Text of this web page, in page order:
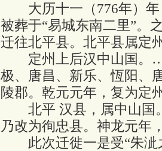
大历十一（776年）年
被葬于“易城东南二里”。
迁往北平县。北平县属定
定州上后汉中山国。
极、唐昌、新乐、恆阳、
陵郡。乾元元年，复为定
北平 汉县，属中山国
乃改为徇忠县。神龙元年
此次迁徙一是受“朱泚